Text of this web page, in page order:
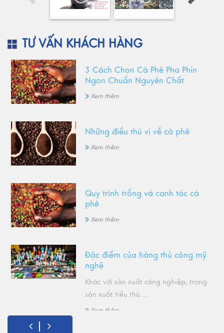
TƯ VẤN KHÁCH HÀNG
3 Cách Chọn Cà Phê Pha Phin
Ngon Chuẩn Nguyên Chất
Xem thêm
Những điều thú vị về cà phê
Xem thêm
Quy trình trồng và canh tác cà
phê
Xem thêm
Đặc điểm của hàng thủ công mỹ
nghệ
Khác với sản xuất công nghiệp, trong
sản xuất tiểu thủ ...
Xem thêm